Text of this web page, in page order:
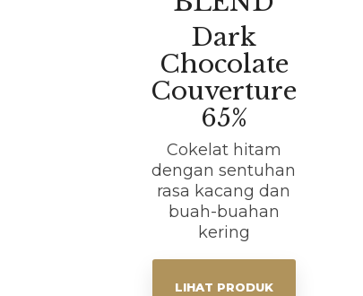
Dark
Chocolate
Couverture
65%
Cokelat hitam
dengan sentuhan
rasa kacang dan
buah-buahan
kering
LIHAT PRODUK